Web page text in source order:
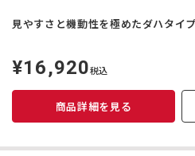
見やすさと機動性を極めたダハタイ
定
価
¥16,920税込
商品詳細を見る